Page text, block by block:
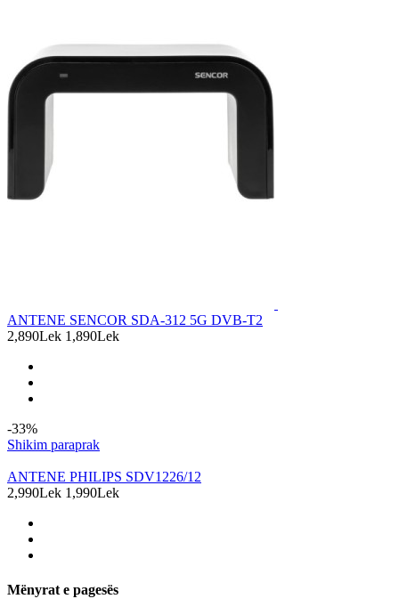
ANTENE SENCOR SDA-312 5G DVB-T2
2,890Lek 1,890Lek
-33%
Shikim paraprak
ANTENE PHILIPS SDV1226/12
2,990Lek 1,990Lek
Mënyrat e pagesës